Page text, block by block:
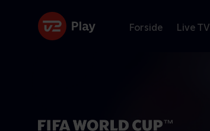
Forside Live TV